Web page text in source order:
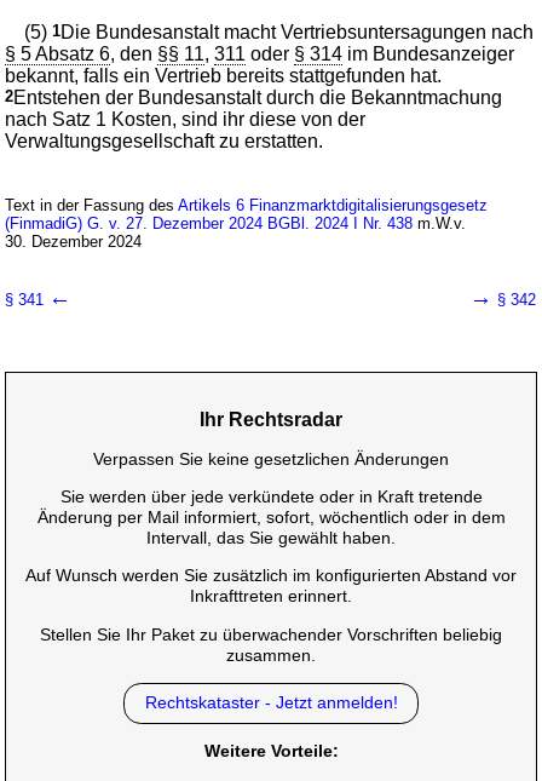
(5)1Die Bundesanstalt macht Vertriebsuntersagungen nach
§ 5 Absatz 6, den §§ 11,311 oder § 314 im Bundesanzeiger
bekannt, falls ein Vertrieb bereits stattgefunden hat.
2Entstehen der Bundesanstalt durch die Bekanntmachung
nach Satz 1 Kosten, sind ihr diese von der
Verwaltungsgesellschaft zu erstatten.
Text in der Fassung desArtikels 6 Finanzmarktdigitalisierungsgesetz
(FinmadiG) G. v. 27. Dezember 2024 BGBl. 2024 I Nr. 438 m.W.v.
30. Dezember 2024
§ 341 ← → § 342
Ihr Rechtsradar
Verpassen Sie keine gesetzlichen Änderungen
Sie werden über jede verkündete oder in Kraft tretende
Änderung per Mail informiert, sofort, wöchentlich oder in dem
Intervall, das Sie gewählt haben.
Auf Wunsch werden Sie zusätzlich im konfigurierten Abstand vor
Inkrafttreten erinnert.
Stellen Sie Ihr Paket zu überwachender Vorschriften beliebig
zusammen.
Rechtskataster - Jetzt anmelden!
Weitere Vorteile: